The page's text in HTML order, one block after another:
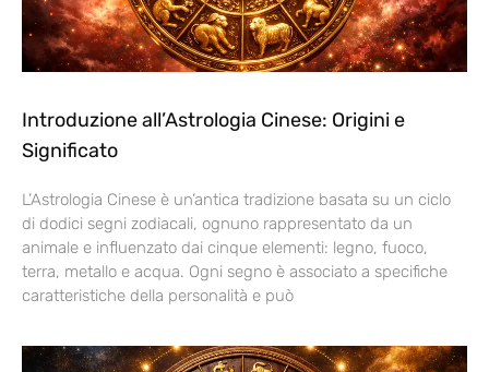
Introduzione all’Astrologia Cinese: Origini e
Significato
L’Astrologia Cinese è un’antica tradizione basata su un ciclo
di dodici segni zodiacali, ognuno rappresentato da un
animale e influenzato dai cinque elementi: legno, fuoco,
terra, metallo e acqua. Ogni segno è associato a specifiche
caratteristiche della personalità e può